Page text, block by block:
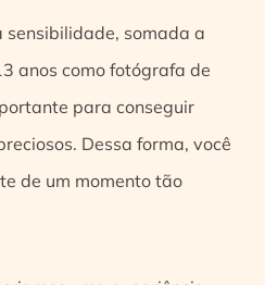
somada a
anos como fotógrafa de
para conseguir
Dessa forma, você
de um momento tão